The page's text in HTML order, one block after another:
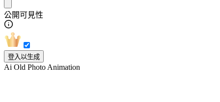
公開可見性
登入以生成
Ai Old Photo Animation